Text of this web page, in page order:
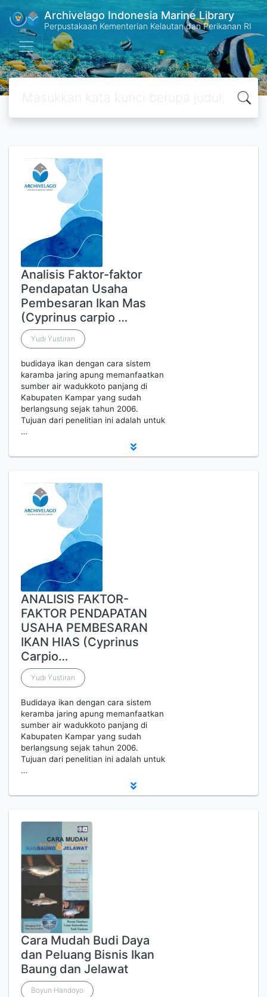
Archivelago Indonesia Marine Library
Perpustakaan Kementerian Kelautan dan Perikanan RI
Analisis Faktor-faktor
Pendapatan Usaha
Pembesaran Ikan Mas
(Cyprinus carpio …
Yudi Yustiran
budidaya ikan dengan cara sistem
karamba jaring apung memanfaatkan
sumber air wadukkoto panjang di
Kabupaten Kampar yang sudah
berlangsung sejak tahun 2006.
Tujuan dari penelitian ini adalah untuk
…
ANALISIS FAKTOR-
FAKTOR PENDAPATAN
USAHA PEMBESARAN
IKAN HIAS (Cyprinus
Carpio…
Yudi Yustiran
Budidaya ikan dengan cara sistem
keramba jaring apung memanfaatkan
sumber air wadukkoto panjang di
Kabupaten Kampar yang sudah
berlangsung sejak tahun 2006.
Tujuan dari penelitian ini adalah untuk
…
Cara Mudah Budi Daya
dan Peluang Bisnis Ikan
Baung dan Jelawat
Boyun Handoyo